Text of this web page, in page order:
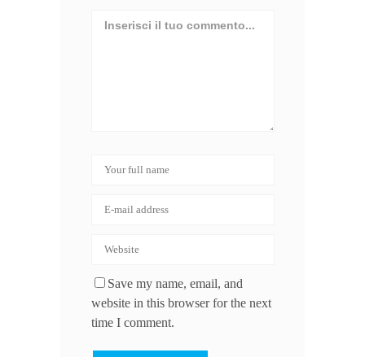
Save my name, email, and
website in this browser for the next
time I comment.